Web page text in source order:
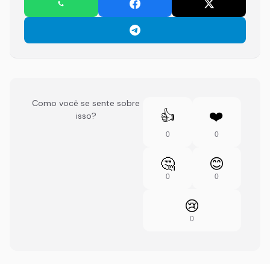
Como você se sente sobre
isso?
👍
0
❤️
0
🤔
0
😊
0
😢
0